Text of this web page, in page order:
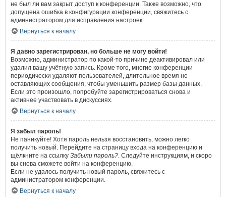
не был ли вам закрыт доступ к конференции. Также возможно, что
допущена ошибка в конфигурации конференции, свяжитесь с
администратором для исправления настроек.
Вернуться к началу
Я давно зарегистрирован, но больше не могу войти!
Возможно, администратор по какой-то причине деактивировал или
удалил вашу учётную запись. Кроме того, многие конференции
периодически удаляют пользователей, длительное время не
оставляющих сообщения, чтобы уменьшить размер базы данных.
Если это произошло, попробуйте зарегистрироваться снова и
активнее участвовать в дискуссиях.
Вернуться к началу
Я забыл пароль!
Не паникуйте! Хотя пароль нельзя восстановить, можно легко
получить новый. Перейдите на страницу входа на конференцию и
щёлкните на ссылку Забыли пароль?. Следуйте инструкциям, и скоро
вы снова сможете войти на конференцию.
Если не удалось получить новый пароль, свяжитесь с
администратором конференции.
Вернуться к началу